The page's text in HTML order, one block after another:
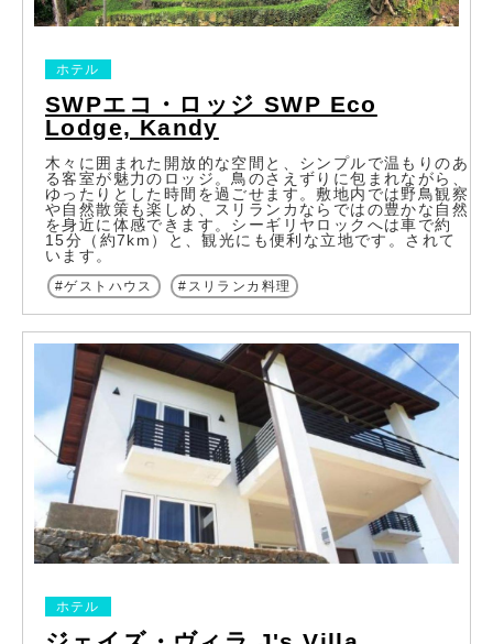
SWPエコ・ロッジ SWP Eco
Lodge, Kandy
ホテル
木々に囲まれた開放的な空間と、シンプルで温もりのあ
る客室が魅力のロッジ。鳥のさえずりに包まれながら、
ゆったりとした時間を過ごせます。敷地内では野鳥観察
や自然散策も楽しめ、スリランカならではの豊かな自然
を身近に体感できます。シーギリヤロックへは車で約
15分（約7km）と、観光にも便利な立地です。されて
います。
ゲストハウス スリランカ料理
ホテル